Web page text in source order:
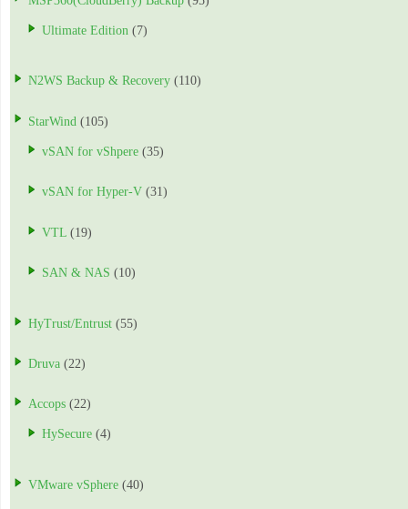
Ultimate Edition (7)
N2WS Backup & Recovery (110)
StarWind (105)
vSAN for vShpere (35)
vSAN for Hyper-V (31)
VTL (19)
SAN & NAS (10)
HyTrust/Entrust (55)
Druva (22)
Accops (22)
HySecure (4)
VMware vSphere (40)